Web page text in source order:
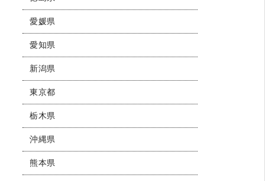
愛媛県
愛知県
新潟県
東京都
栃木県
沖縄県
熊本県